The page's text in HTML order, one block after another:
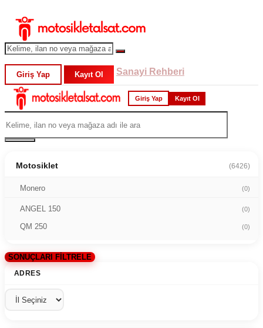
Giriş Yap Kayıt Ol Sanayi Rehberi
Giriş Yap Kayıt Ol
Motosiklet (6426)
Monero (0)
ANGEL 150 (0)
QM 250 (0)
SONUÇLARI FİLTRELE
ADRES